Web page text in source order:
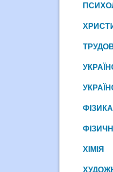
ФІЗИКА
ХІМІЯ